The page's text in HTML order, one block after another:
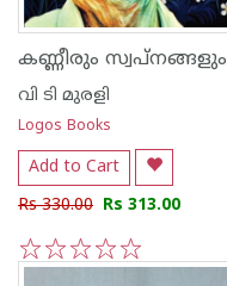
കണ്ണീരും സ്വപ്നങ്ങളും
വി ടി മുരളി
Logos Books
Add to Cart
Rs 330.00 Rs 313.00
5
4
3
2
1